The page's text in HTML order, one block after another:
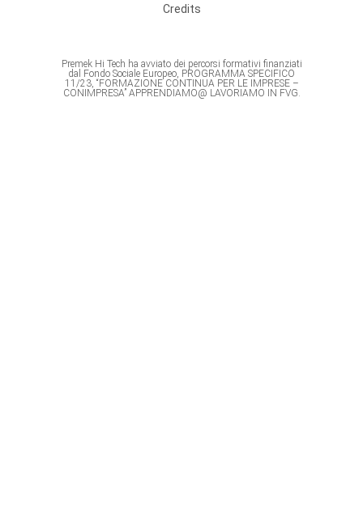
Credits
Premek Hi Tech ha avviato dei percorsi formativi finanziati
dal Fondo Sociale Europeo, PROGRAMMA SPECIFICO
11/23, “FORMAZIONE CONTINUA PER LE IMPRESE –
CONIMPRESA” APPRENDIAMO@ LAVORIAMO IN FVG.